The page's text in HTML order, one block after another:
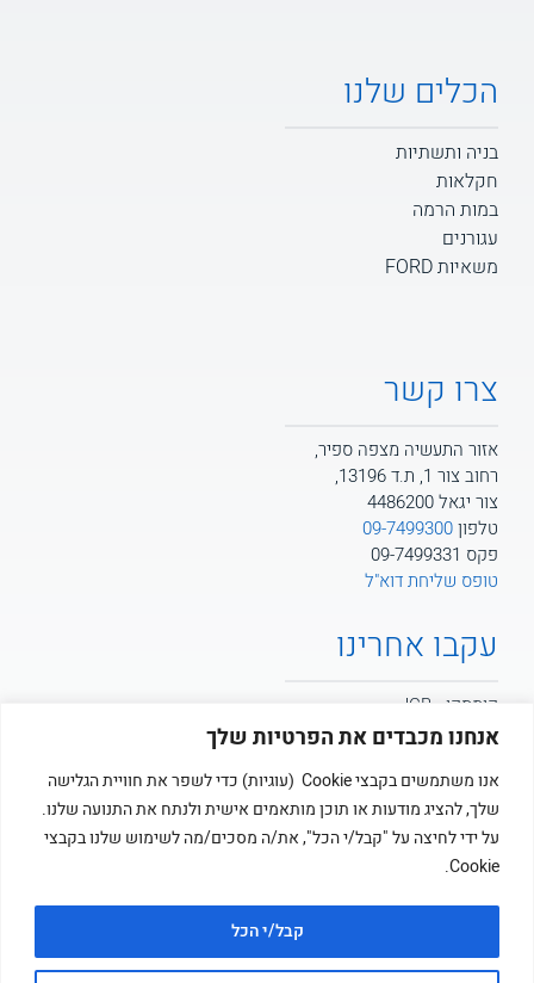
אנחנו מכבדים את הפרטיות שלך
אנו משתמשים בקבצי Cookie (עוגיות) כדי לשפר את חוויית הגלישה
שלך, להציג מודעות או תוכן מותאמים אישית ולנתח את התנועה שלנו.
על ידי לחיצה על "קבל/י הכל", את/ה מסכים/מה לשימוש שלנו בקבצי
Cookie.
קבל/י הכל
הכלים שלנו
בניה ותשתיות
חקלאות
במות הרמה
עגורנים
משאיות FORD
צרו קשר
אזור התעשיה מצפה ספיר,
רחוב צור 1, ת.ד 13196,
צור יגאל 4486200
טלפון09-7499300
פקס 09-7499331
טופס שליחת דוא"ל
עקבו אחרינו
קומסקו - JCB
קומסקו - POTAIN
קומסקו